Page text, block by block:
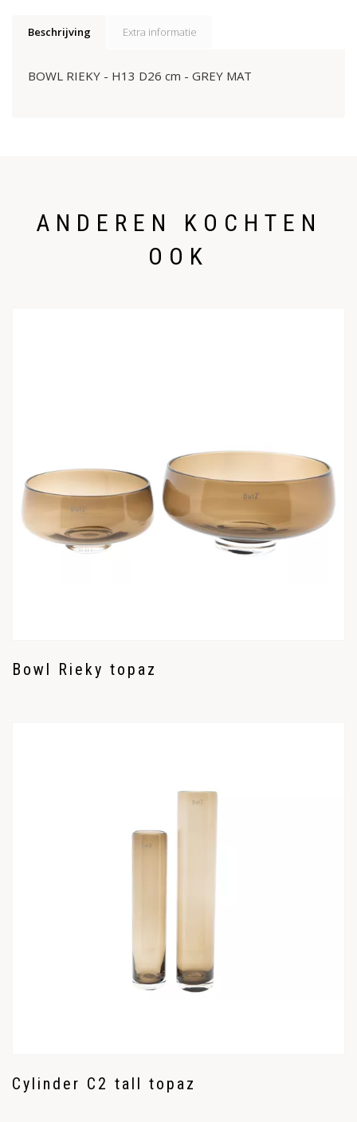
Beschrijving Extra informatie
BOWL RIEKY - H13 D26 cm - GREY MAT
ANDEREN KOCHTEN
OOK
Bowl Rieky topaz
Cylinder C2 tall topaz